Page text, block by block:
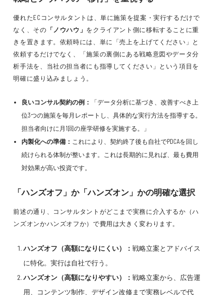
優れたECコンサルタントは、単に施策を提案・実行するだけで
なく、その 「ノウハウ」 をクライアント側に移転することに重
きを置きます。依頼時には、単に「売上を上げてください」と
依頼するだけでなく、「施策の裏側にある戦略意図やデータ分
析手法を、当社の担当者にも指導してください」という項目を
明確に盛り込みましょう。
良いコンサル契約の例：
「データ分析に基づき、改善すべき上
位3つの施策を毎月レポートし、具体的な実行方法を指導する。
担当者向けに月1回の座学研修を実施する。」
内製化への準備： これにより、契約終了後も自社でPDCAを回し
続けられる体制が整います。これは長期的に見れば、最も費用
対効果が高い投資です。
「ハンズオフ」か「ハンズオン」かの明確な選択
前述の通り、コンサルタントがどこまで実務に介入するか（ハ
ンズオンかハンズオフか）で費用は大きく変わります。
ハンズオフ（高額になりにくい）：戦略立案とアドバイス
に特化。実行は自社で行う。
ハンズオン（高額になりやすい）：戦略立案から、広告運
用、コンテンツ制作、デザイン改修まで実務レベルで代